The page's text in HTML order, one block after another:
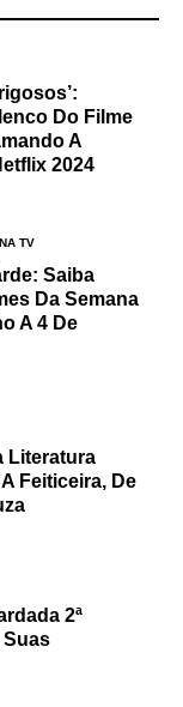
Do Filme
A
2024
TV
Saiba
Da Semana
A 4 De
Literatura
Feiticeira, De
2ª
Suas